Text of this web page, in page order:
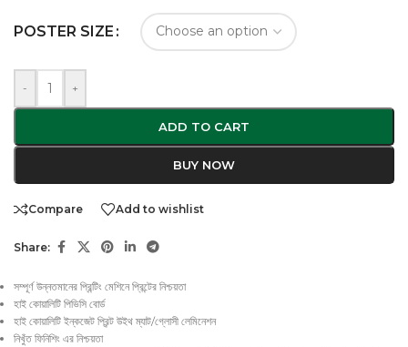
POSTER SIZE
- +
ADD TO CART
BUY NOW
Compare Add to wishlist
Share:
সম্পূর্ণ উন্নতমানের প্রিন্টিং মেশিনে প্রিন্টের নিশ্চয়তা
হাই কোয়ালিটি পিভিসি বোর্ড
হাই কোয়ালিটি ইন্কজেট প্রিন্ট উইথ ম্যাট/গ্লোসী লেমিনেশন
নিখুঁত ফিনিশিং এর নিশ্চয়তা